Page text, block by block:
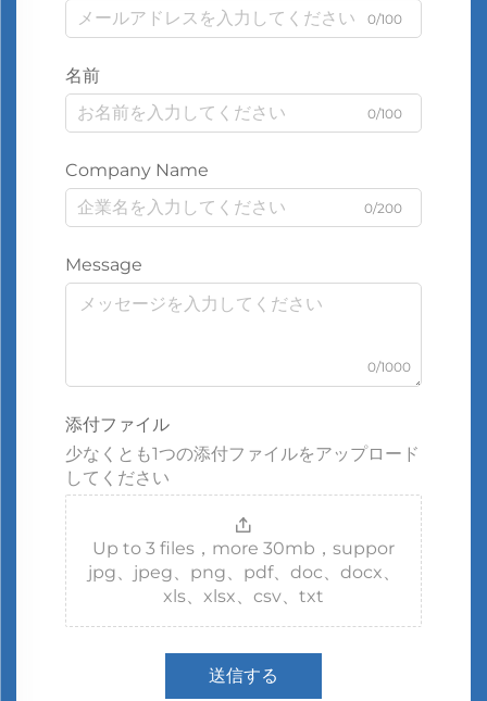
0/100
名前
0/100
Company Name
0/200
Message
0/1000
添付ファイル
少なくとも1つの添付ファイルをアップロード
してください
Up to 3 files，more 30mb，suppor
jpg、jpeg、png、pdf、doc、docx、
xls、xlsx、csv、txt
送信する